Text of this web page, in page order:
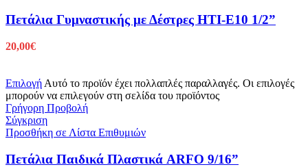
Πετάλια Γυμναστικής με Δέστρες HTI-E10 1/2”
20,00€
Επιλογή Αυτό το προϊόν έχει πολλαπλές παραλλαγές. Οι επιλογές
μπορούν να επιλεγούν στη σελίδα του προϊόντος
Γρήγορη Προβολή
Σύγκριση
Προσθήκη σε Λίστα Επιθυμιών
Πετάλια Παιδικά Πλαστικά ARFO 9/16”